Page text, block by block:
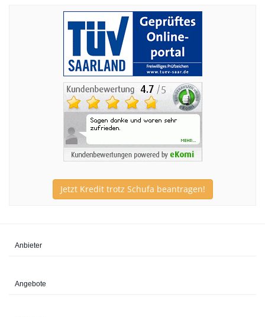
Jetzt Kredit trotz Schufa beantragen!
Anbieter
Angebote